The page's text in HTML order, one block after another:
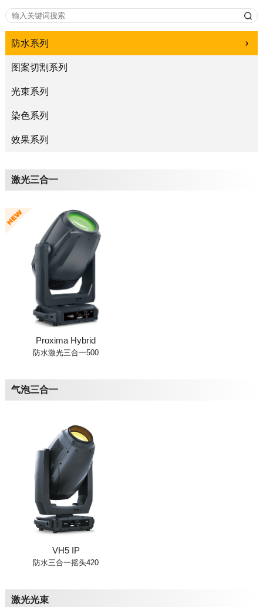
防水系列
图案切割系列
光束系列
染色系列
效果系列
激光三合一
Proxima Hybrid
防水激光三合一500
气泡三合一
VH5 IP
防水三合一摇头420
激光光束